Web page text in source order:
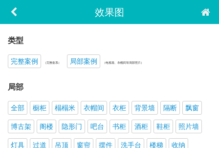
效果图
类型
完整案例 （完整套系） 局部案例 （电视墙、衣帽间等局部照片）
局部
全部 橱柜 榻榻米 衣帽间 衣柜 背景墙 隔断
飘窗
博古架
阁楼 隐形门 吧台 书柜 酒柜 鞋柜
照片墙
灯具
过道 吊顶 窗帘 摆件 洗手台 楼梯 收纳